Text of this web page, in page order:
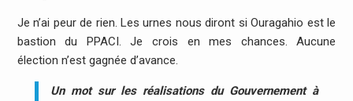
Je n’ai peur de rien. Les urnes nous diront si Ouragahio est le
bastion du PPACI. Je crois en mes chances. Aucune
élection n’est gagnée d’avance.
Un mot sur les réalisations du Gouvernement à